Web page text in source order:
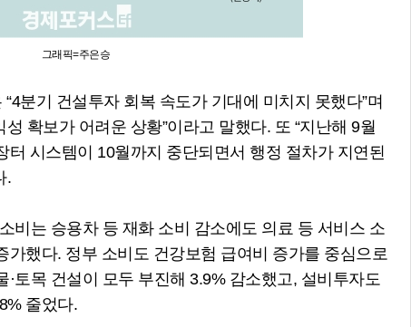
그래픽=주은승
분기 건설투자 회복 속도가 기대에 미치지 못했다”며
확보가 어려운 상황”이라고 말했다. 또 “지난해 9월
터 시스템이 10월까지 중단되면서 행정 절차가 지연된
.
비는 승용차 등 재화 소비 감소에도 의료 등 서비스 소
가했다. 정부 소비도 건강보험 급여비 증가를 중심으로
토목 건설이 모두 부진해 3.9% 감소했고, 설비투자도
줄었다.